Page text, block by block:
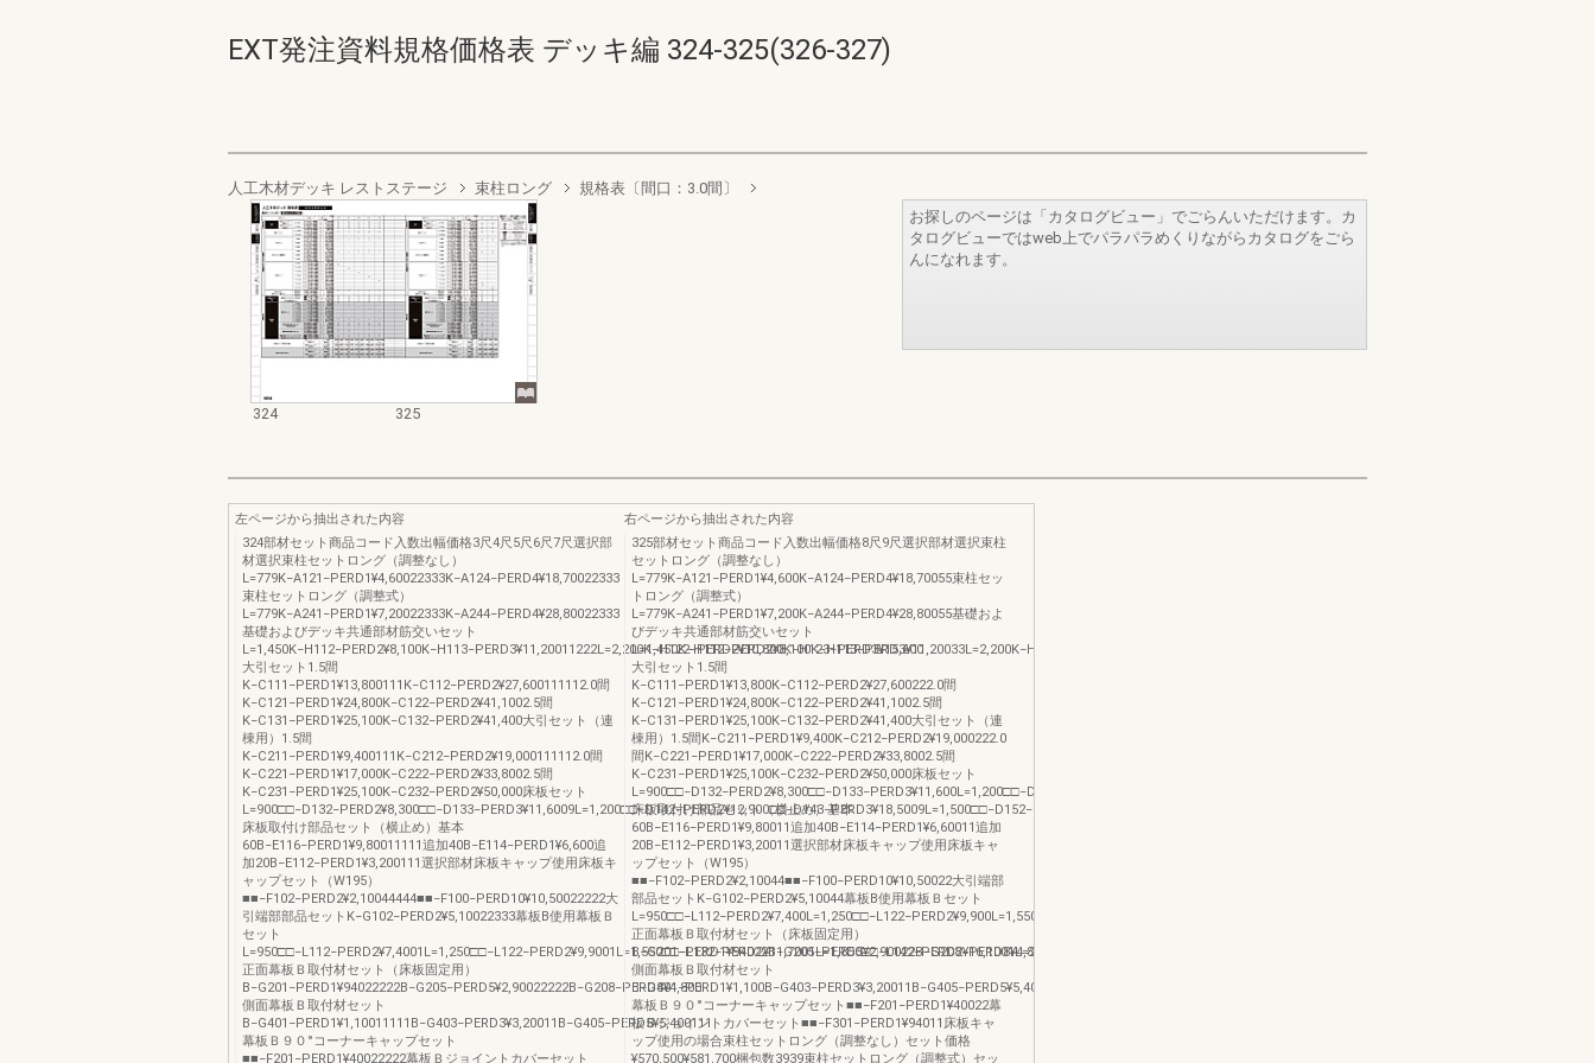
EXT発注資料規格価格表 デッキ編 324-325(326-327)
人工木材デッキ レストステージ 束柱ロング 規格表〔間口：3.0間〕
324 325
お探しのページは「カタログビュー」でごらんいただけます。カ
タログビューではweb上でパラパラめくりながらカタログをごら
んになれます。
左ページから抽出された内容
324部材セット商品コード入数出幅価格3尺4尺5尺6尺7尺選択部
材選択束柱セットロング（調整なし）
L=779K−A121−PERD1¥4,60022333K−A124−PERD4¥18,70022333
束柱セットロング（調整式）
L=779K−A241−PERD1¥7,20022333K−A244−PERD4¥28,80022333
基礎およびデッキ共通部材筋交いセット
L=1,450K−H112−PERD2¥8,100K−H113−PERD3¥11,20011222L=2,200K−H122−PERD2¥10,800K−H123−PERD3¥15,600
大引セット1.5間
K−C111−PERD1¥13,800111K−C112−PERD2¥27,600111112.0間
K−C121−PERD1¥24,800K−C122−PERD2¥41,1002.5間
K−C131−PERD1¥25,100K−C132−PERD2¥41,400大引セット（連
棟用）1.5間
K−C211−PERD1¥9,400111K−C212−PERD2¥19,000111112.0間
K−C221−PERD1¥17,000K−C222−PERD2¥33,8002.5間
K−C231−PERD1¥25,100K−C232−PERD2¥50,000床板セット
床板取付け部品セット（横止め）基本
60B−E116−PERD1¥9,80011111追加40B−E114−PERD1¥6,600追
加20B−E112−PERD1¥3,200111選択部材床板キャップ使用床板キ
ャップセット（W195）
■■−F102−PERD2¥2,10044444■■−F100−PERD10¥10,50022222大
引端部部品セットK−G102−PERD2¥5,10022333幕板B使用幕板Ｂ
セット
正面幕板Ｂ取付材セット（床板固定用）
B−G201−PERD1¥94022222B−G205−PERD5¥2,90022222B−G208−PERD8¥4,800
側面幕板Ｂ取付材セット
B−G401−PERD1¥1,10011111B−G403−PERD3¥3,20011B−G405−PERD5¥5,400111
幕板Ｂ９０°コーナーキャップセット
■■−F201−PERD1¥40022222幕板Ｂジョイントカバーセット
右ページから抽出された内容
325部材セット商品コード入数出幅価格8尺9尺選択部材選択束柱
セットロング（調整なし）
L=779K−A121−PERD1¥4,600K−A124−PERD4¥18,70055束柱セッ
トロング（調整式）
L=779K−A241−PERD1¥7,200K−A244−PERD4¥28,80055基礎およ
びデッキ共通部材筋交いセット
L=1,450K−H112−PERD2¥8,100K−H113−PERD3¥11,20033L=2,200K−H122−PERD2¥10,800K−H123−PERD3¥15,600
大引セット1.5間
K−C111−PERD1¥13,800K−C112−PERD2¥27,600222.0間
K−C121−PERD1¥24,800K−C122−PERD2¥41,1002.5間
K−C131−PERD1¥25,100K−C132−PERD2¥41,400大引セット（連
棟用）1.5間K−C211−PERD1¥9,400K−C212−PERD2¥19,000222.0
間K−C221−PERD1¥17,000K−C222−PERD2¥33,8002.5間
K−C231−PERD1¥25,100K−C232−PERD2¥50,000床板セット
床板取付け部品セット（横止め）基本
60B−E116−PERD1¥9,80011追加40B−E114−PERD1¥6,60011追加
20B−E112−PERD1¥3,20011選択部材床板キャップ使用床板キャ
ップセット（W195）
■■−F102−PERD2¥2,10044■■−F100−PERD10¥10,50022大引端部
部品セットK−G102−PERD2¥5,10044幕板B使用幕板Ｂセット
正面幕板Ｂ取付材セット（床板固定用）
B−G201−PERD1¥94022B−G205−PERD5¥2,90022B−G208−PERD8¥4,800
側面幕板Ｂ取付材セット
B−G401−PERD1¥1,100B−G403−PERD3¥3,20011B−G405−PERD5¥5,40011
幕板Ｂ９０°コーナーキャップセット■■−F201−PERD1¥40022幕
板Ｂジョイントカバーセット■■−F301−PERD1¥94011床板キャ
ップ使用の場合束柱セットロング（調整なし）セット価格
¥570,500¥581,700梱包数3939束柱セットロング（調整式）セッ